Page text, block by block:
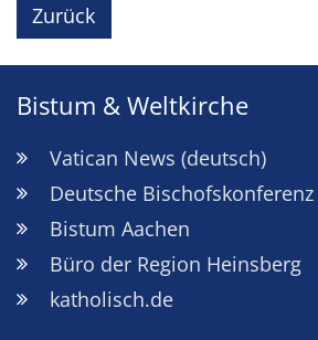
Zurück
Bistum & Weltkirche
Vatican News (deutsch)
Deutsche Bischofskonferenz
Bistum Aachen
Büro der Region Heinsberg
katholisch.de